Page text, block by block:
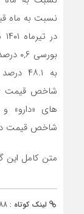
نسبت به ماه قبل با کاهش
به
های «دارو» و
شاخص قیمت
متن کامل این
لینک کوتاه :